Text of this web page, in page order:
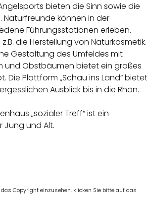
bieten die Sinn sowie die
Naturfreunde können in der
Führungsstationen erleben.
die Herstellung von Naturkosmetik.
Gestaltung des Umfeldes mit
und Obstbäumen bietet ein großes
Die Plattform „Schau ins Land“ bietet
Ausblick bis in die Rhön.
„sozialer Treff“ ist ein
Jung und Alt.
Copyright einzusehen, klicken Sie bitte auf das